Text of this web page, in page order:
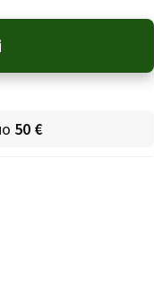
50 €